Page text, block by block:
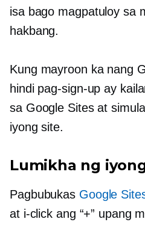
isa bago magpatuloy sa
hakbang.
Kung mayroon ka nang
hindi pag-sign-up ay
sa Google Sites at
iyong site.
Lumikha ng
Pagbubukas Google
at i-click ang “+” upang